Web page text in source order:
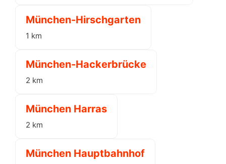
München-Hirschgarten
1 km
München-Hackerbrücke
2 km
München Harras
2 km
München Hauptbahnhof